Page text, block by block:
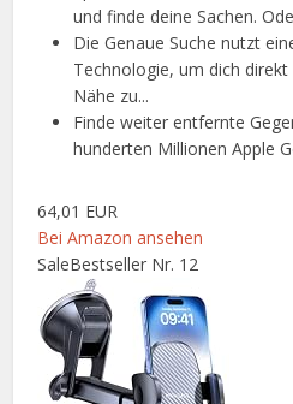
und finde deine Sachen.
Die Genaue Suche nutzt
Technologie, um dich
Nähe zu...
Finde weiter entfernte
hunderten Millionen Apple
64,01 EUR
Bei Amazon ansehen
SaleBestseller Nr. 12